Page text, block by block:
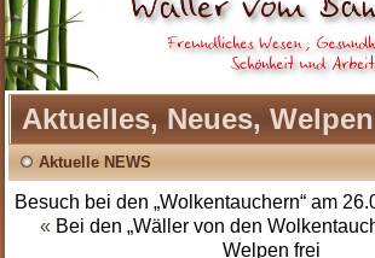
Aktuelles, Neues,
Aktuelle NEWS
Besuch bei den „Wolkentauchern“ am
« Bei den „Wäller von den
Welpen frei